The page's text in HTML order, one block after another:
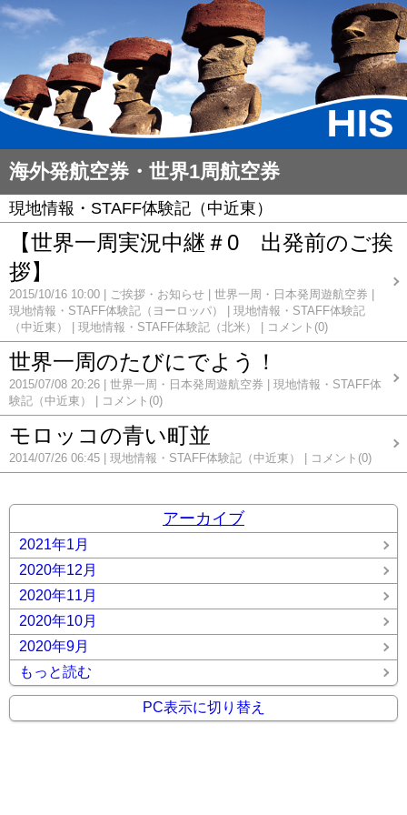
海外発航空券・世界1周航空券
現地情報・STAFF体験記（中近東）
【世界一周実況中継＃0 出発前のご挨
拶】
2015/10/16 10:00 ご挨拶・お知らせ
世界一周・日本発周遊航空券
現地情報・STAFF体験記（ヨーロッパ）
現地情報・STAFF体験記
（中近東）
現地情報・STAFF体験記（北米） コメント(0)
世界一周のたびにでよう！
2015/07/08 20:26 世界一周・日本発周遊航空券
現地情報・STAFF体
験記（中近東）
コメント(0)
モロッコの青い町並
2014/07/26 06:45 現地情報・STAFF体験記（中近東） コメント(0)
アーカイブ
2021年1月
2020年12月
2020年11月
2020年10月
2020年9月
もっと読む
PC表示に切り替え